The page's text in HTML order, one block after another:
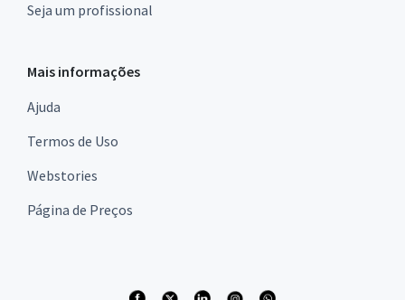
Seja um profissional
Mais informações
Ajuda
Termos de Uso
Webstories
Página de Preços